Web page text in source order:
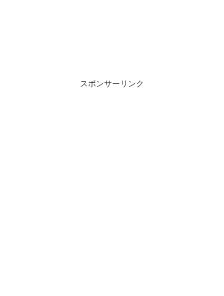
スポンサーリンク